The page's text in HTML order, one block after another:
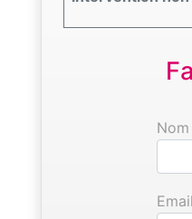
Nom
Email